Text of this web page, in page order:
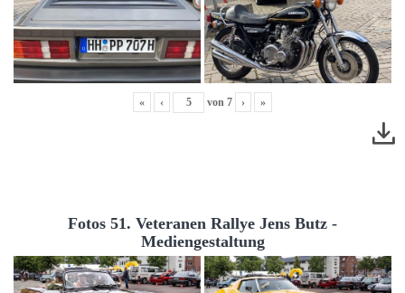
« ‹ von 7 › »
Fotos 51. Veteranen Rallye Jens Butz -
Mediengestaltung